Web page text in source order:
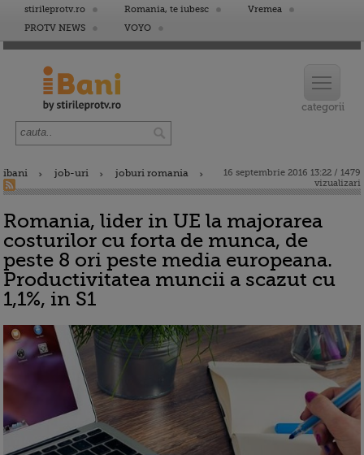
stirileprotv.ro Romania, te iubesc
Vremea
PROTV NEWS
VOYO
ibani job-uri joburi romania
16 septembrie 2016 13:22 / 1479
vizualizari
Romania, lider in UE la majorarea
costurilor cu forta de munca, de
peste 8 ori peste media europeana.
Productivitatea muncii a scazut cu
1,1%, in S1